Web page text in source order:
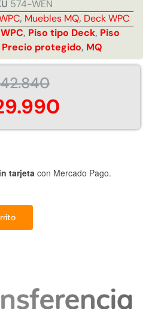
574-WEN
, Muebles MQ, Deck WPC
, Piso tipo Deck, Piso
Precio protegido, MQ
42.840
tarjeta con Mercado Pago.
Juego Modular 01
QplayGround
$4.415.700
$ 2.892.120